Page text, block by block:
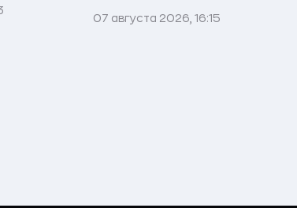
07 августа 2026, 16:15